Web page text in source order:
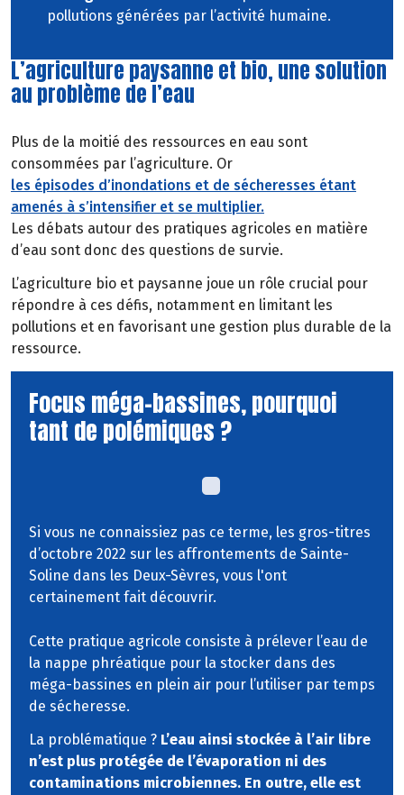
pollutions générées par l’activité humaine.
L’agriculture paysanne et bio, une solution
au problème de l’eau
Plus de la moitié des ressources en eau sont
consommées par l’agriculture. Or
les épisodes d’inondations et de sécheresses étant
amenés à s’intensifier et se multiplier.
Les débats autour des pratiques agricoles en matière
d’eau sont donc des questions de survie.
L’agriculture bio et paysanne joue un rôle crucial pour
répondre à ces défis, notamment en limitant les
pollutions et en favorisant une gestion plus durable de la
ressource.
Focus méga-bassines, pourquoi
tant de polémiques ?
Si vous ne connaissiez pas ce terme, les gros-titres
d’octobre 2022 sur les affrontements de Sainte-
Soline dans les Deux-Sèvres, vous l'ont
certainement fait découvrir.
Cette pratique agricole consiste à prélever l’eau de
la nappe phréatique pour la stocker dans des
méga-bassines en plein air pour l’utiliser par temps
de sécheresse.
La problématique ? L’eau ainsi stockée à l’air libre
n’est plus protégée de l’évaporation ni des
contaminations microbiennes. En outre, elle est